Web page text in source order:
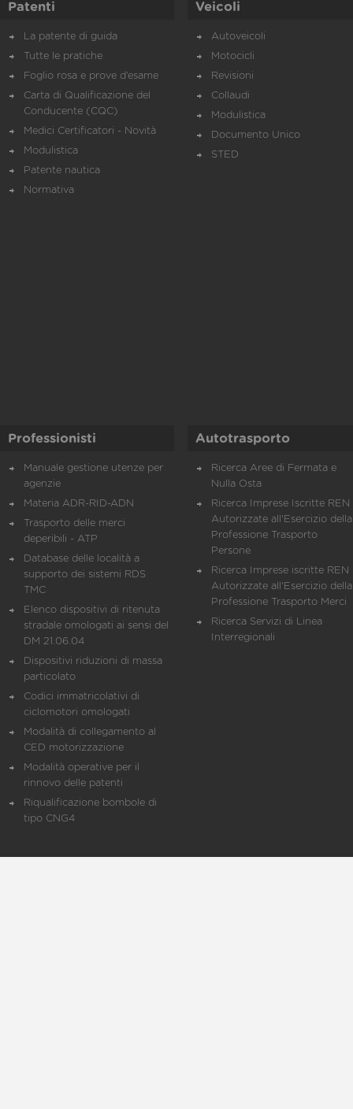
Patenti
La patente di guida
Tutte le pratiche
Foglio rosa e prove d’esame
Carta di Qualificazione del
Conducente (CQC)
Medici Certificatori - Novità
Modulistica
Patente nautica
Normativa
Veicoli
Autoveicoli
Motocicli
Revisioni
Collaudi
Modulistica
Documento Unico
STED
Professionisti
Manuale gestione utenze per
agenzie
Materia ADR-RID-ADN
Trasporto delle merci
deperibili - ATP
Database delle località a
supporto dei sistemi RDS
TMC
Elenco dispositivi di ritenuta
stradale omologati ai sensi del
DM 21.06.04
Dispositivi riduzioni di massa
particolato
Codici immatricolativi di
ciclomotori omologati
Modalità di collegamento al
CED motorizzazione
Modalità operative per il
rinnovo delle patenti
Riqualificazione bombole di
tipo CNG4
Autotrasporto
Ricerca Aree di Fermata e
Nulla Osta
Ricerca Imprese Iscritte REN
Autorizzate all'Esercizio della
Professione Trasporto
Persone
Ricerca Imprese iscritte REN
Autorizzate all'Esercizio della
Professione Trasporto Merci
Ricerca Servizi di Linea
Interregionali